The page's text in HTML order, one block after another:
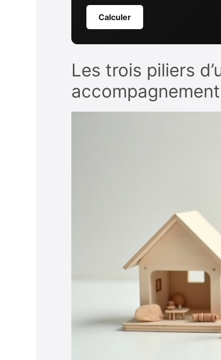
Calculer
Les trois piliers
accompagnement